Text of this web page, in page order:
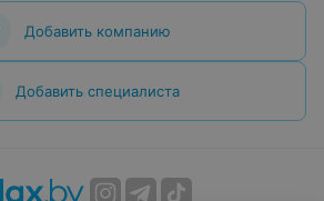
Добавить компанию
Добавить специалиста